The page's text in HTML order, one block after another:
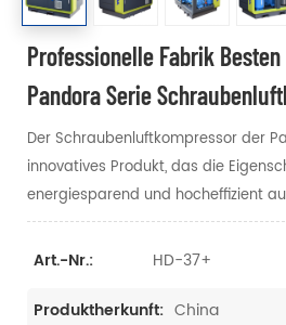
Professionelle Fabrik
Pandora Serie
Der Schraubenluftkompressor der
innovatives Produkt, das die
energiesparend und hocheffizient
Art.-Nr.: HD-37+
Produktherkunft: China